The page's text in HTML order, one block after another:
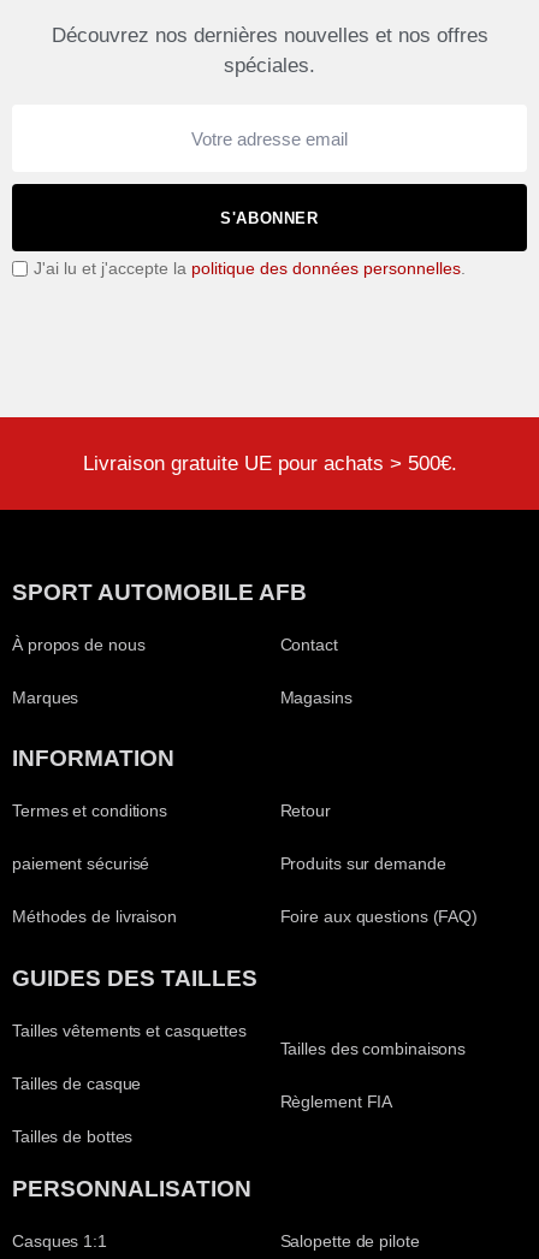
Découvrez nos dernières nouvelles et nos offres
spéciales.
S'ABONNER
J'ai lu et j'accepte la politique des données personnelles
Livraison gratuite UE pour achats > 500€.
SPORT AUTOMOBILE AFB
À propos de nous
Marques
Contact
Magasins
INFORMATION
Termes et conditions
paiement sécurisé
Méthodes de livraison
Retour
Produits sur demande
Foire aux questions (FAQ)
GUIDES DES TAILLES
Tailles vêtements et casquettes
Tailles de casque
Tailles de bottes
Tailles des combinaisons
Règlement FIA
PERSONNALISATION
Casques 1:1 Salopette de pilote